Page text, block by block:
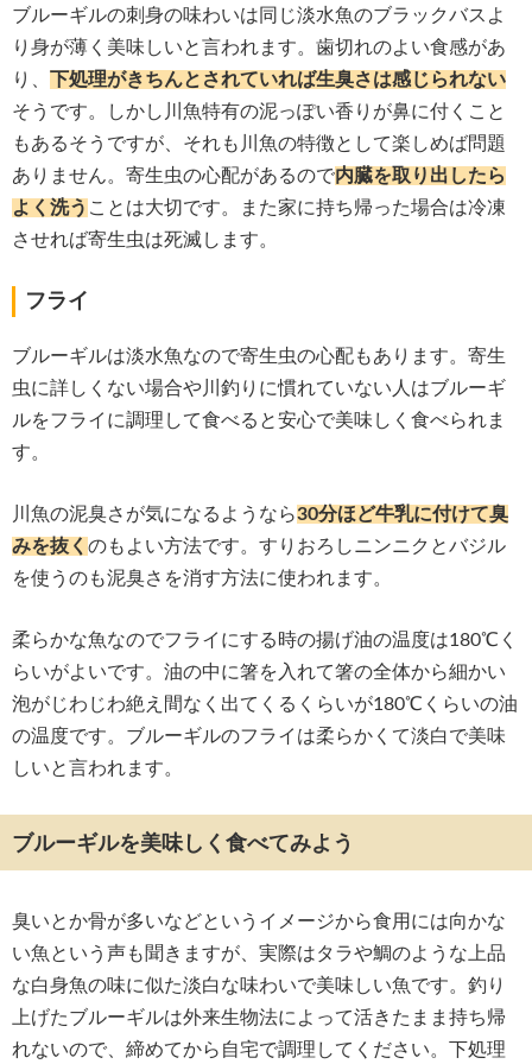
ブルーギルの刺身の味わいは同じ淡水魚のブラックバスよ
り身が薄く美味しいと言われます。歯切れのよい食感があ
り、
下処理がきちんとされていれば生臭さは感じられない
そうです。しかし川魚特有の泥っぽい香りが鼻に付くこと
もあるそうですが、それも川魚の特徴として楽しめば問題
ありません。寄生虫の心配があるので内臓を取り出したら
よく洗う ことは大切です。また家に持ち帰った場合は冷凍
させれば寄生虫は死滅します。
フライ
ブルーギルは淡水魚なので寄生虫の心配もあります。寄生
虫に詳しくない場合や川釣りに慣れていない人はブルーギ
ルをフライに調理して食べると安心で美味しく食べられま
す。
川魚の泥臭さが気になるようなら30分ほど牛乳に付けて臭
みを抜く のもよい方法です。すりおろしニンニクとバジル
を使うのも泥臭さを消す方法に使われます。
柔らかな魚なのでフライにする時の揚げ油の温度は180℃く
らいがよいです。油の中に箸を入れて箸の全体から細かい
泡がじわじわ絶え間なく出てくるくらいが180℃くらいの油
の温度です。ブルーギルのフライは柔らかくて淡白で美味
しいと言われます。
ブルーギルを美味しく食べてみよう
臭いとか骨が多いなどというイメージから食用には向かな
い魚という声も聞きますが、実際はタラや鯛のような上品
な白身魚の味に似た淡白な味わいで美味しい魚です。釣り
上げたブルーギルは外来生物法によって活きたまま持ち帰
れないので、締めてから自宅で調理してください。下処理